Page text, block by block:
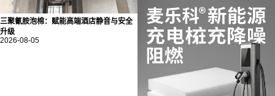
三聚氰胺泡棉：赋能高端酒店静音与安全
升级
2026-08-05